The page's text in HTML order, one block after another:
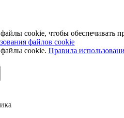
cookie, чтобы обеспечивать
файлов cookie
cookie. Правила